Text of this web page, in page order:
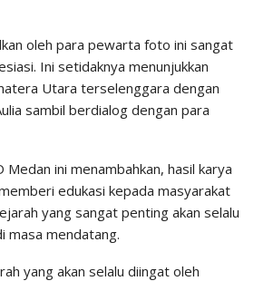
oleh para pewarta foto ini sangat
Ini setidaknya menunjukkan
Utara terselenggara dengan
sambil berdialog dengan para
Medan ini menambahkan, hasil karya
edukasi kepada masyarakat
yang sangat penting akan selalu
masa mendatang.
yang akan selalu diingat oleh